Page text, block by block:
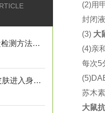
八步助您提高ELISA试剂盒检测方法灵敏度
空气污染物竟然可以通过皮肤进入身体？！
(2)用
封闭
(3) 大
(4)亲
每次5
苏木
大鼠